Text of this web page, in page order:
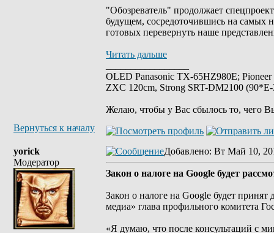
"Обозреватель" продолжает
будущем, сосредоточившись на самых
готовых перевернуть наше
Читать дальше
OLED Panasonic TX-65HZ980E;
ZXC 120cm, Strong SRT-DM2100
Желаю, чтобы у Вас сбылось то, чего
Вернуться к началу
yorick
Модератор
Добавлено: Вт Май 10,
Закон о налоге на Google будет
Закон о налоге на Google будет
медиа» глава профильного комитета
«Я думаю, что после консультаций с